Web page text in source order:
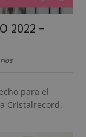
2022 –
para el
Cristalrecord.